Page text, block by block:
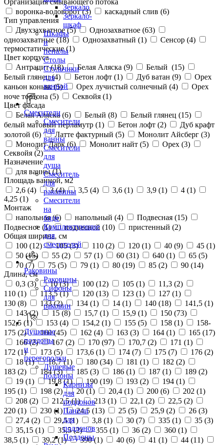
Зеркало
Зеркало-
шкаф
Шкафы
и
пеналы
Столы
Стульчики
для
ванной
Смесители
Смесители
для
ванны
Смесители
для
душа
Смеситель
для
раковины
Смесители
на
биде
Комплектующие
для
смесителей
Раковины
Раковины
Сифоны
для
раковин
Душевые
поддоны
и
перегородки
Душевые
поддоны
Карнизы
для
поддонов
Панели
для
поддонов
Поддоны
воронка-водоворот (3) каскадный слив (6)
Тип управления
Двухзахватное (5) Однозахватное (63)
однозахватные (18) Однозахватный (1) Сенсор (4)
термостатические (1)
Цвет корпуса
Антрацит (18) Белая Аляска (9) Белый (15)
Белый глянец (4) Бетон лофт (1) Дуб ватан (9)
Орех
каньон коньяк (5) Орех лучистый солнечный (4)
Орех
ноче тортона (5) Секвойя (1)
Цвет фасада
Белая Аляска (6) Белый (8) Белый глянец (15)
белый матовый перламутр (1) Бетон лофт (2)
Дуб крафт
золотой (6) Латте фактурный (5) Монолит Айсберг (3)
Монолит Дарк (6) Монолит найт (5) Орех (3)
Секвойя (2)
Назначение
для ванны (1)
Площадь ванной, м2
2,6 (4) 3 (4) 3,5 (4) 3,6 (1) 3,9 (1) 4 (1)
4,25 (1)
Монтаж
напольная (6) напольный (4) Подвесная (15)
Подвесное (1) подвесной (10) пристенный (2)
Общая ширина, см
100 (12) 105 (3) 110 (2) 120 (1) 40 (9) 45 (1)
50 (15) 55 (2) 57 (1) 60 (31) 640 (1) 65 (5)
70 (7) 75 (5) 79 (1) 80 (19) 85 (2) 90 (14)
Длина, см
0,3 (3) 10 (3) 100 (12) 105 (1) 11,3 (2)
110 (1) 113,5 (1) 120 (13) 123 (1) 127 (1)
130 (8) 133 (2) 134 (1) 14 (1) 140 (18) 141,5 (1)
143 (2) 15 (8) 15,7 (1) 15,9 (1) 150 (73)
152,5 (1) 153 (4) 154,2 (1) 155 (5) 158 (1)
158-
175 (2) 160 (45) 162 (4) 163 (3) 164 (1) 165 (17)
166 (2) 167 (2) 170 (97) 170,7 (2) 171 (1)
172 (1) 173 (5) 173,6 (1) 174 (7) 175 (7) 176 (2)
18 (1) 18,7 (1) 180 (34) 181 (1) 182 (2)
183 (2) 184 (3) 185 (3) 186 (1) 187 (1) 189 (2)
19 (1) 19,8 (1) 190 (19) 193 (2) 194 (1)
195 (1) 198 (2) 20 (1) 20,4 (1) 200 (6) 202 (1)
208 (2) 212,5 (1) 213 (1) 22,1 (2) 22,5 (2)
220 (1) 230 (1) 24,5 (13) 25 (5) 25,9 (2) 26 (3)
27,4 (2) 29,5 (1) 3,8 (1) 30 (7) 335 (1) 35 (3)
35,15 (1) 35,5 (2) 355 (1) 36 (2) 360 (1)
38,5 (1) 39,2 (1) 390 (1) 40 (6) 41 (1) 44 (11)